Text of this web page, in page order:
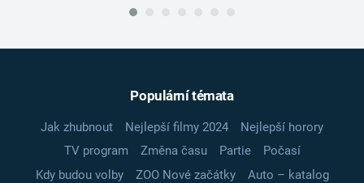
Populární témata
Jak zhubnout Nejlepší filmy 2024
Nejlepší horory
TV program
Změna času Partie
Počasí
Kdy budou volby
ZOO Nové začátky
Auto – katalog